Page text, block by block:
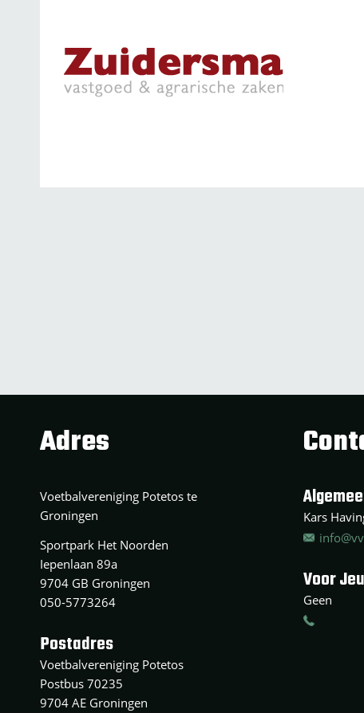
Adres
Voetbalvereniging Potetos te
Groningen
Sportpark Het Noorden
Iepenlaan 89a
9704 GB Groningen
050-5773264
Postadres
Voetbalvereniging Potetos
Postbus 70235
9704 AE Groningen
Kars
Voor
Geen